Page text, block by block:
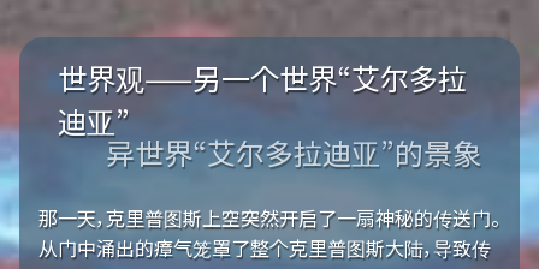
世界观——另一个世界“艾尔多拉
迪亚”
异世界“艾尔多拉迪亚”的景象
那一天，克里普图斯上空突然开启了一扇神秘的传送门。
从门中涌出的瘴气笼罩了整个克里普图斯大陆，导致传